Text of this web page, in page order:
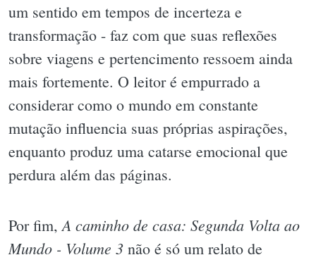
um sentido em tempos de incerteza e
transformação - faz com que suas reflexões
sobre viagens e pertencimento ressoem ainda
mais fortemente. O leitor é empurrado a
considerar como o mundo em constante
mutação influencia suas próprias aspirações,
enquanto produz uma catarse emocional que
perdura além das páginas.
Por fim, A caminho de casa: Segunda Volta ao
Mundo - Volume 3 não é só um relato de